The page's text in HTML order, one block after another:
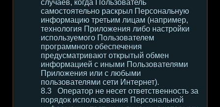
случаев, когда Пользователь
самостоятельно раскрыл Персональную
информацию третьим лицам (например,
технология Приложения либо настройки
используемого Пользователем
программного обеспечения
предусматривают открытый обмен
информацией с иными Пользователями
Приложения или с любыми
пользователями сети Интернет).
Оператор не несет ответственность за
порядок использования Персональной